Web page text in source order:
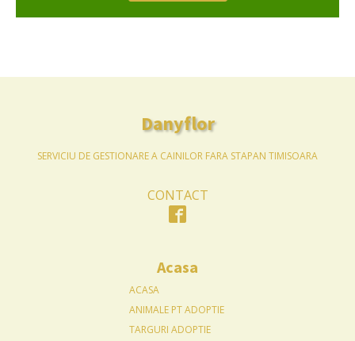
Danyflor
SERVICIU DE GESTIONARE A CAINILOR FARA STAPAN TIMISOARA
CONTACT
Acasa
ACASA
ANIMALE PT ADOPTIE
TARGURI ADOPTIE